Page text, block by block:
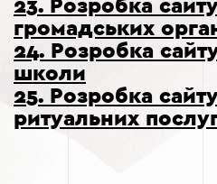
23. Розробка
громадських
24. Розробка
школи
25. Розробка
ритуальних